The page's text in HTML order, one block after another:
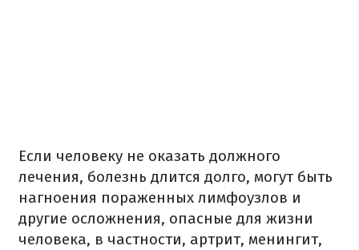
Если человеку не оказать должного
лечения, болезнь длится долго, могут быть
нагноения пораженных лимфоузлов и
другие осложнения, опасные для жизни
человека, в частности, артрит, менингит,